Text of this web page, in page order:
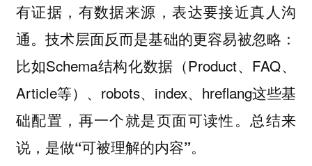
有证据，有数据来源，表达要接近真人沟
通。技术层面反而是基础的更容易被忽略：
比如Schema结构化数据（Product、FAQ、
Article等）、robots、index、hreflang这些基
础配置，再一个就是页面可读性。总结来
说，是做“可被理解的内容”。